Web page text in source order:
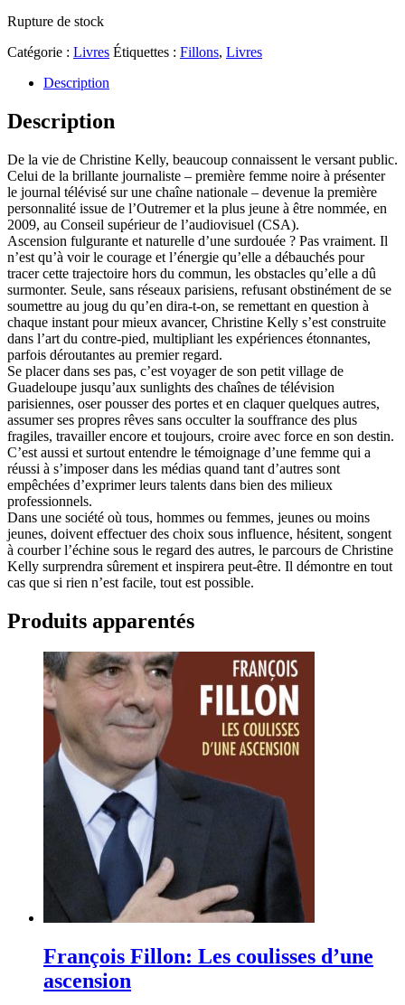
Rupture de stock
Catégorie : Livres Étiquettes : Fillons, Livres
Description
Description
De la vie de Christine Kelly, beaucoup connaissent le versant public.
Celui de la brillante journaliste – première femme noire à présenter
le journal télévisé sur une chaîne nationale – devenue la première
personnalité issue de l’Outremer et la plus jeune à être nommée, en
2009, au Conseil supérieur de l’audiovisuel (CSA).
Ascension fulgurante et naturelle d’une surdouée ? Pas vraiment. Il
n’est qu’à voir le courage et l’énergie qu’elle a débauchés pour
tracer cette trajectoire hors du commun, les obstacles qu’elle a dû
surmonter. Seule, sans réseaux parisiens, refusant obstinément de se
soumettre au joug du qu’en dira-t-on, se remettant en question à
chaque instant pour mieux avancer, Christine Kelly s’est construite
dans l’art du contre-pied, multipliant les expériences étonnantes,
parfois déroutantes au premier regard.
Se placer dans ses pas, c’est voyager de son petit village de
Guadeloupe jusqu’aux sunlights des chaînes de télévision
parisiennes, oser pousser des portes et en claquer quelques autres,
assumer ses propres rêves sans occulter la souffrance des plus
fragiles, travailler encore et toujours, croire avec force en son destin.
C’est aussi et surtout entendre le témoignage d’une femme qui a
réussi à s’imposer dans les médias quand tant d’autres sont
empêchées d’exprimer leurs talents dans bien des milieux
professionnels.
Dans une société où tous, hommes ou femmes, jeunes ou moins
jeunes, doivent effectuer des choix sous influence, hésitent, songent
à courber l’échine sous le regard des autres, le parcours de Christine
Kelly surprendra sûrement et inspirera peut-être. Il démontre en tout
cas que si rien n’est facile, tout est possible.
Produits apparentés
François Fillon: Les coulisses d’une
ascension